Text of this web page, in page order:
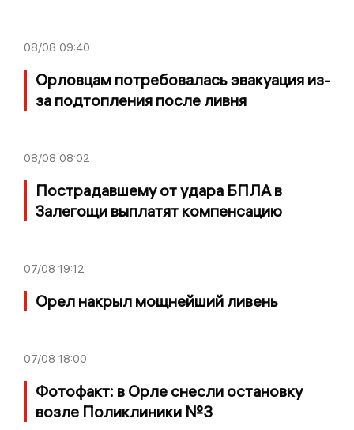
08/08 09:40
Орловцам потребовалась эвакуация из-
за подтопления после ливня
08/08 08:02
Пострадавшему от удара БПЛА в
Залегощи выплатят компенсацию
07/08 19:12
Орел накрыл мощнейший ливень
07/08 18:00
Фотофакт: в Орле снесли остановку
возле Поликлиники №3